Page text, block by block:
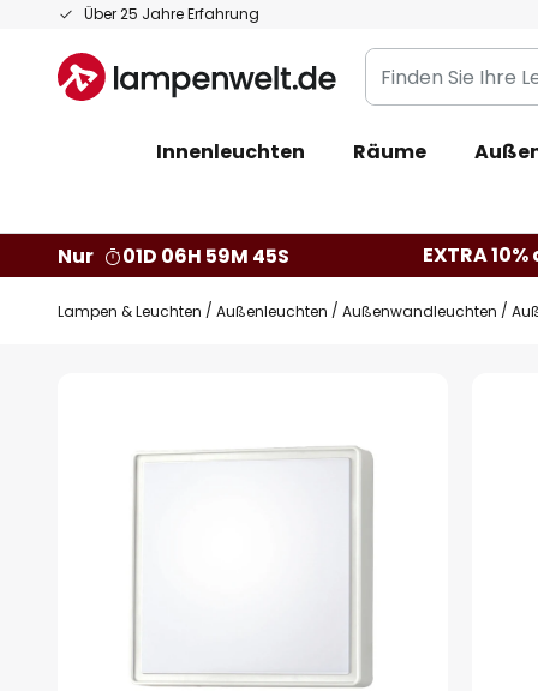
Über 25 Jahre Erfahrung
Zum
springen
Finden
Sie
Leuchte...
Innenleuchten Räume
Nur
01D 06H 59M 44S EXTRA
Lampen & Leuchten Außenleuchten Außenwandleuchten